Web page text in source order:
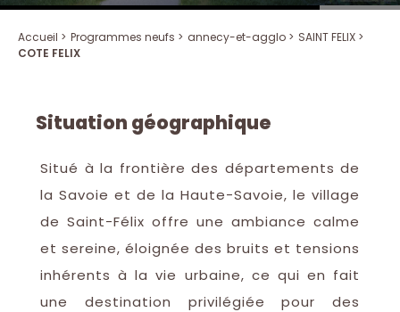
Accueil > Programmes neufs > annecy-et-agglo > SAINT FELIX >
COTE FELIX
Situation géographique
Situé à la frontière des départements de
la Savoie et de la Haute-Savoie, le village
de Saint-Félix offre une ambiance calme
et sereine, éloignée des bruits et tensions
inhérents à la vie urbaine, ce qui en fait
une destination privilégiée pour des